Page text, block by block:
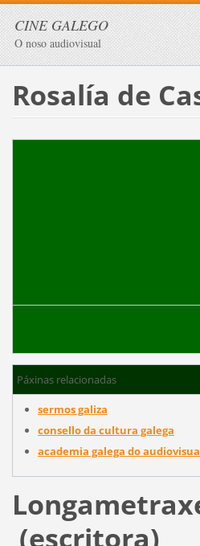
CINE GALEGO
O noso audiovisual
Rosalía de
Páxinas relacionadas
sermos galiza
consello da cultura galega
academia galega do
(escritora)